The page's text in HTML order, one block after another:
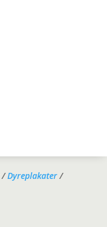
/Dyreplakater/